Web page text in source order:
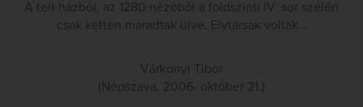
A telt házból, az 1280 nézőből a földszinti IV. sor szélén
csak ketten maradtak ülve. Elvtársak voltak…
Várkonyi Tibor
(Népszava, 2006. október 21.)